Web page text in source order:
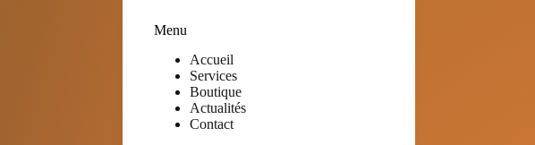
Menu
Accueil
Services
Boutique
Actualités
Contact